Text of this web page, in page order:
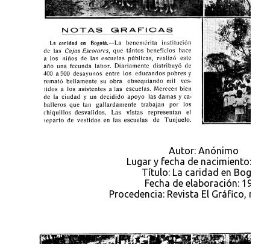
Autor: Anónimo
Lugar y fecha de nacimiento:
Título: La caridad en Bogotá
Fecha de elaboración: 1923
Procedencia: Revista El Gráfico,